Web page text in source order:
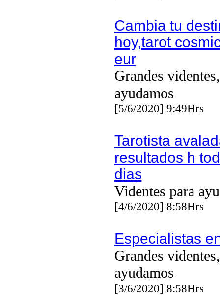
Cambia tu
hoy,tarot
eur
Grandes
ayudamos
[5/6/2020] 9:49Hrs
Tarotista
resultados h
dias
Videntes para
[4/6/2020] 8:58Hrs
Especialistas
Grandes
ayudamos
[3/6/2020] 8:58Hrs